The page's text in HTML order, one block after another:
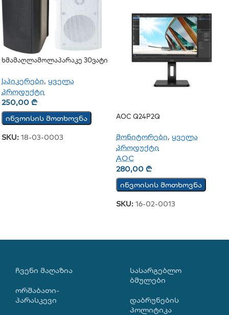
Ხმამაღლამოლაპარაკე 30ვატი
სპიკერები, ყველა
პროდუქტი
250,00 ₾
ინვოისის მოთხოვნა
SKU: 18-03-0003
AOC Q24P2Q
მონიტორები, ყველა
პროდუქტი
AOC
280,00 ₾
ინვოისის მოთხოვნა
SKU: 16-02-0013
ᲩᲕᲔᲜᲘ ᲛᲐᲦᲐᲖᲘᲐ
ორშაბათი-
პარასკევი
ᲡᲐᲡᲐᲠᲒᲔᲑᲚᲝ
ᲑᲛᲣᲚᲔᲑᲘ
დაბრუნების
პოლიტიკა